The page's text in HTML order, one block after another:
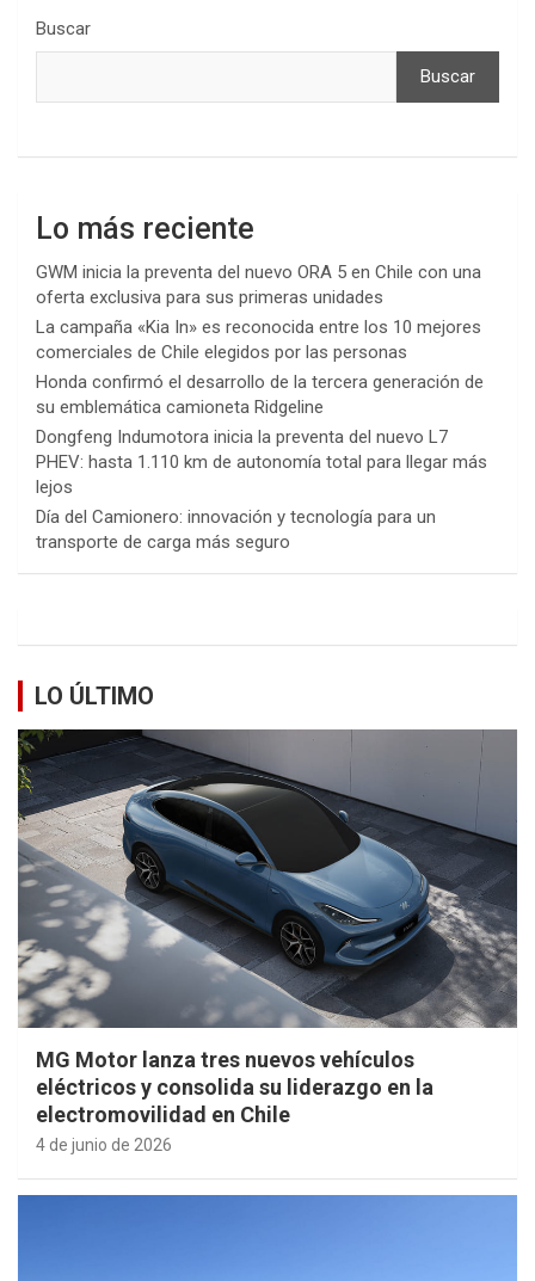
Buscar
Buscar
Lo más reciente
GWM inicia la preventa del nuevo ORA 5 en Chile con una
oferta exclusiva para sus primeras unidades
La campaña «Kia In» es reconocida entre los 10 mejores
comerciales de Chile elegidos por las personas
Honda confirmó el desarrollo de la tercera generación de
su emblemática camioneta Ridgeline
Dongfeng Indumotora inicia la preventa del nuevo L7
PHEV: hasta 1.110 km de autonomía total para llegar más
lejos
Día del Camionero: innovación y tecnología para un
transporte de carga más seguro
LO ÚLTIMO
MG Motor lanza tres nuevos vehículos
eléctricos y consolida su liderazgo en la
electromovilidad en Chile
4 de junio de 2026